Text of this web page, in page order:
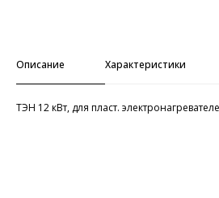
Описание Характеристики
ТЭН 12 кВт, для пласт.